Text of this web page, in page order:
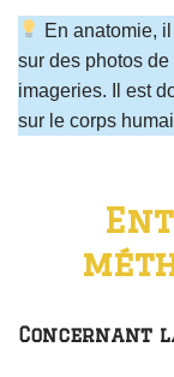
En anatomie,
sur des photos
imageries. Il est
sur le corps
Concernant